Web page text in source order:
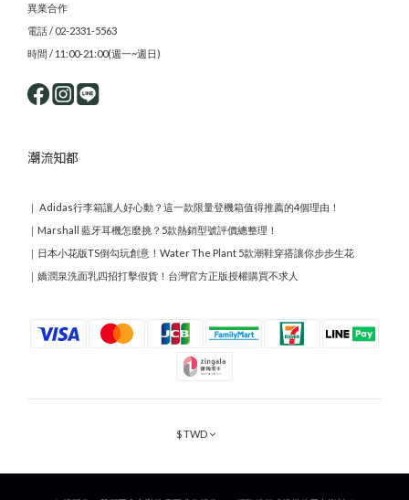
異業合作
電話 / 02-2331-5563
時間 / 11:00-21:00(週一~週日)
潮流知都
｜ Adidas行李箱讓人好心動？這一款限量登機箱值得推薦的4個理由！
｜ Marshall 藍牙耳機怎麼挑？5款熱銷型號評價總整理！
｜ 日本小花版TS倒勾玩創意！Water The Plant 5款潮鞋穿搭讓你步步生花
｜ 嬌潤泉洗面乳四招打擊假貨！台灣官方正版授權購買不求人
$TWD